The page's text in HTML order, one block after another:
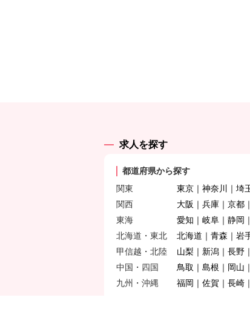
求人を探す
都道府県から探す
関東
東京 神奈川 埼
関西
大阪 兵庫 京都
東海
愛知 岐阜 静岡
北海道・東北
北海道 青森 岩
甲信越・北陸
山梨 新潟 長野
中国・四国
鳥取 島根 岡山
九州・沖縄
福岡 佐賀 長崎